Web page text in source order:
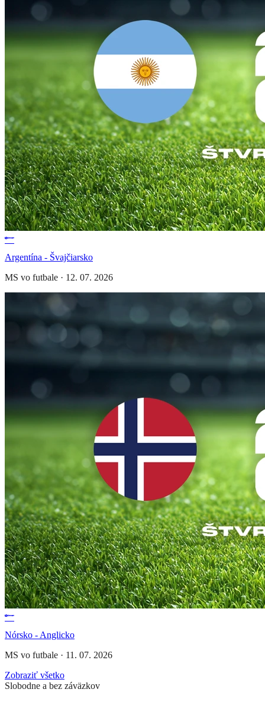
Argentína - Švajčiarsko
MS vo futbale · 12. 07. 2026
Nórsko - Anglicko
MS vo futbale · 11. 07. 2026
Zobraziť všetko
Slobodne a bez záväzkov